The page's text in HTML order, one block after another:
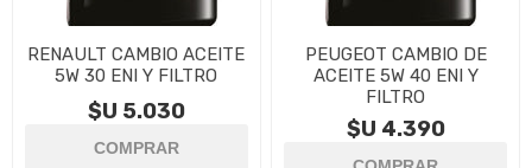
RENAULT CAMBIO ACEITE
5W 30 ENI Y FILTRO
$U 5.030
PEUGEOT CAMBIO DE
ACEITE 5W 40 ENI Y
FILTRO
$U 4.390